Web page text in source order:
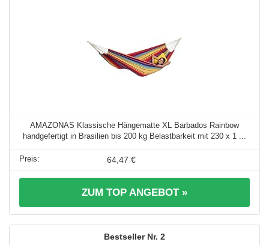
AMAZONAS Klassische Hängematte XL Barbados Rainbow
handgefertigt in Brasilien bis 200 kg Belastbarkeit mit 230 x 1 ...
64,47 €
ZUM TOP ANGEBOT »
2